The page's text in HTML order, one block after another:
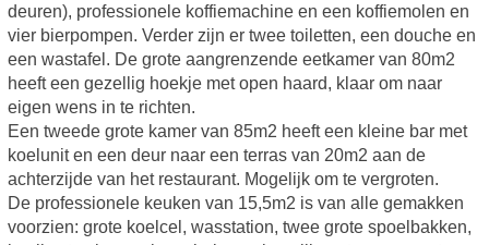
deuren), professionele koffiemachine en een koffiemolen en
vier bierpompen. Verder zijn er twee toiletten, een douche en
een wastafel. De grote aangrenzende eetkamer van 80m2
heeft een gezellig hoekje met open haard, klaar om naar
eigen wens in te richten.
Een tweede grote kamer van 85m2 heeft een kleine bar met
koelunit en een deur naar een terras van 20m2 aan de
achterzijde van het restaurant. Mogelijk om te vergroten.
De professionele keuken van 15,5m2 is van alle gemakken
voorzien: grote koelcel, wasstation, twee grote spoelbakken,